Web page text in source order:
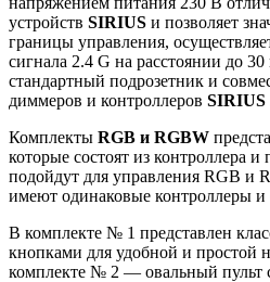
устройств SIRIUS и позволяет
границы управления,
сигнала 2.4 G на расстоянии до
стандартный подрозетник и
диммеров и контроллеров SIRIUS
Комплекты RGB и RGBW
которые состоят из контроллера и
подойдут для управления RGB и
имеют одинаковые контроллеры и
В комплекте № 1 представлен
кнопками для удобной и простой
комплекте № 2 — овальный пульт